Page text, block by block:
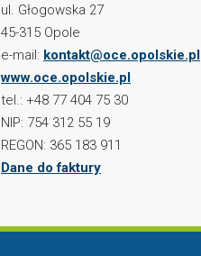
ul. Głogowska 27
45-315 Opole
e-mail: kontakt@oce.opolskie.pl
www.oce.opolskie.pl
tel.: +48 77 404 75 30
NIP: 754 312 55 19
REGON: 365 183 911
Dane do faktury